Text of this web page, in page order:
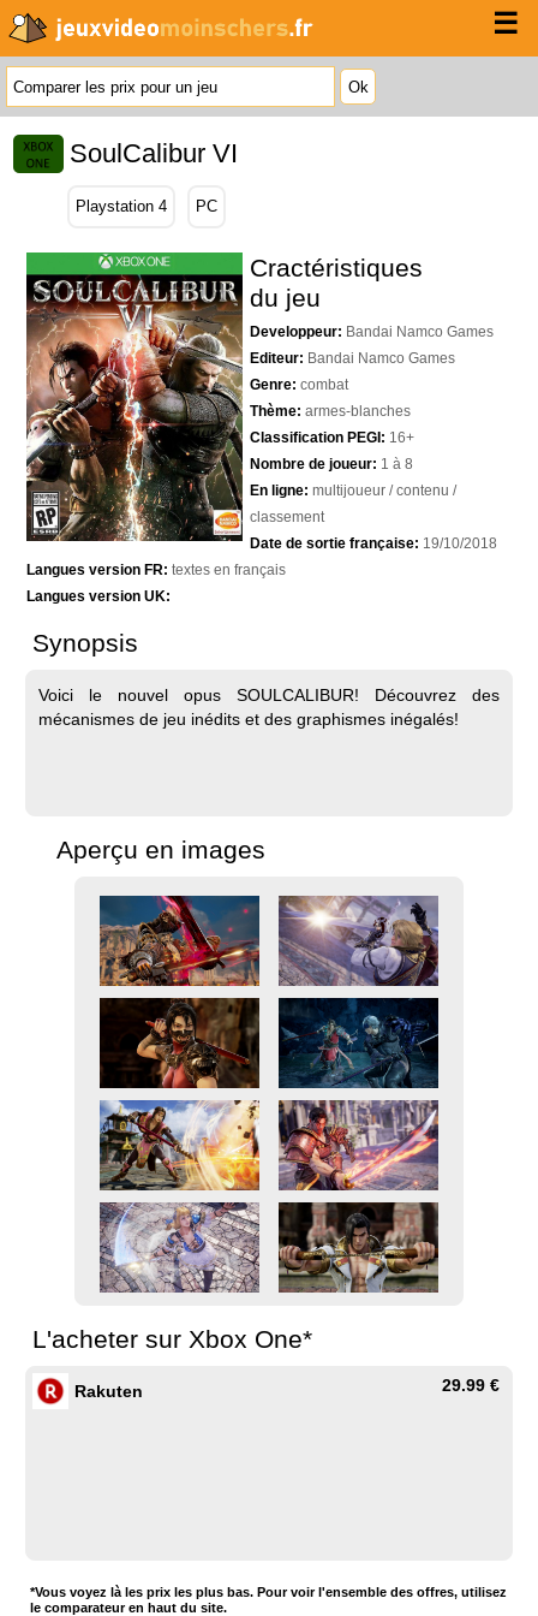
☰
SoulCalibur VI
Playstation 4 PC
Cractéristiques
du jeu
Developpeur: Bandai Namco Games
Editeur: Bandai Namco Games
Genre: combat
Thème: armes-blanches
Classification PEGI: 16+
Nombre de joueur: 1 à 8
En ligne: multijoueur / contenu /
classement
Date de sortie française: 19/10/2018
Langues version FR: textes en français
Langues version UK:
Synopsis
Voici le nouvel opus SOULCALIBUR! Découvrez des
mécanismes de jeu inédits et des graphismes inégalés!
Aperçu en images
L'acheter sur Xbox One*
Rakuten 29.99 €
*Vous voyez là les prix les plus bas. Pour voir l'ensemble des offres, utilisez
le comparateur en haut du site.